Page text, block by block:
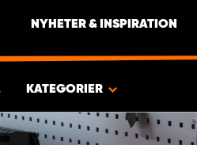
NYHETER & INSPIRATION
KATEGORIER